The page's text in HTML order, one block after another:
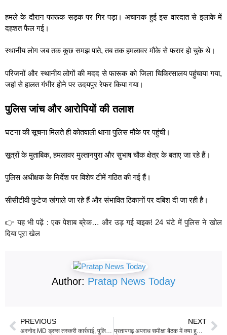
हमले के दौरान फारूक सड़क पर गिर पड़ा। अचानक हुई इस वारदात से इलाके में
दहशत फैल गई।
स्थानीय लोग जब तक कुछ समझ पाते, तब तक हमलावर मौके से फरार हो चुके थे।
परिजनों और स्थानीय लोगों की मदद से फारूक को जिला चिकित्सालय पहुंचाया गया,
जहां से हालत गंभीर होने पर उदयपुर रेफर किया गया।
पुलिस जांच और आरोपियों की तलाश
घटना की सूचना मिलते ही कोतवाली थाना पुलिस मौके पर पहुंची।
सूत्रों के मुताबिक, हमलावर मुल्तानपुरा और सुभाष चौक क्षेत्र के बताए जा रहे हैं।
पुलिस अधीक्षक के निर्देश पर विशेष टीमें गठित की गई हैं।
सीसीटीवी फुटेज खंगाले जा रहे हैं और संभावित ठिकानों पर दबिश दी जा रही है।
👉 यह भी पढ़ें : एक पेशाब ब्रेक… और उड़ गई बाइक! 24 घंटे में पुलिस ने खोल
दिया पूरा खेल
Author: Pratap News Today
PREVIOUS NEXT
प्रतापगढ़ अपराध समीक्षा बैठक में क्या हुआ ऐसा, जो सभी थानों को कर दिया अलर्ट?